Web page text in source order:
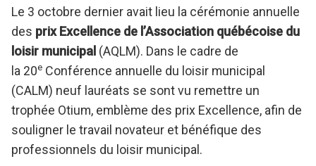
Le 3 octobre dernier avait lieu la cérémonie annuelle
des prix Excellence de l’Association québécoise du
loisir municipal (AQLM). Dans le cadre de
la 20e Conférence annuelle du loisir municipal
(CALM) neuf lauréats se sont vu remettre un
trophée Otium, emblème des prix Excellence, afin de
souligner le travail novateur et bénéfique des
professionnels du loisir municipal.